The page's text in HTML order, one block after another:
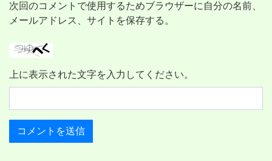
次回のコメントで使用するためブラウザーに自分の名前、
メールアドレス、サイトを保存する。
上に表示された文字を入力してください。